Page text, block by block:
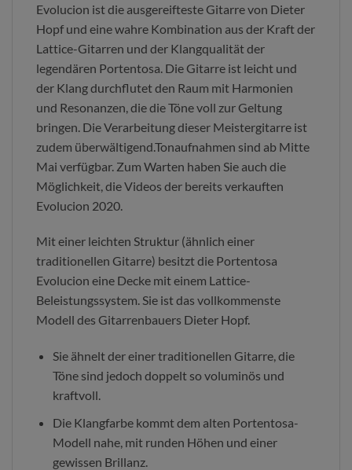
Evolucion ist die ausgereifteste Gitarre von Dieter
Hopf und eine wahre Kombination aus der Kraft der
Lattice-Gitarren und der Klangqualität der
legendären Portentosa. Die Gitarre ist leicht und
der Klang durchflutet den Raum mit Harmonien
und Resonanzen, die die Töne voll zur Geltung
bringen. Die Verarbeitung dieser Meistergitarre ist
zudem überwältigend.Tonaufnahmen sind ab Mitte
Mai verfügbar. Zum Warten haben Sie auch die
Möglichkeit, die Videos der bereits verkauften
Evolucion 2020.
Mit einer leichten Struktur (ähnlich einer
traditionellen Gitarre) besitzt die Portentosa
Evolucion eine Decke mit einem Lattice-
Beleistungssystem. Sie ist das vollkommenste
Modell des Gitarrenbauers Dieter Hopf.
Sie ähnelt der einer traditionellen Gitarre, die
Töne sind jedoch doppelt so voluminös und
kraftvoll.
Die Klangfarbe kommt dem alten Portentosa-
Modell nahe, mit runden Höhen und einer
gewissen Brillanz.